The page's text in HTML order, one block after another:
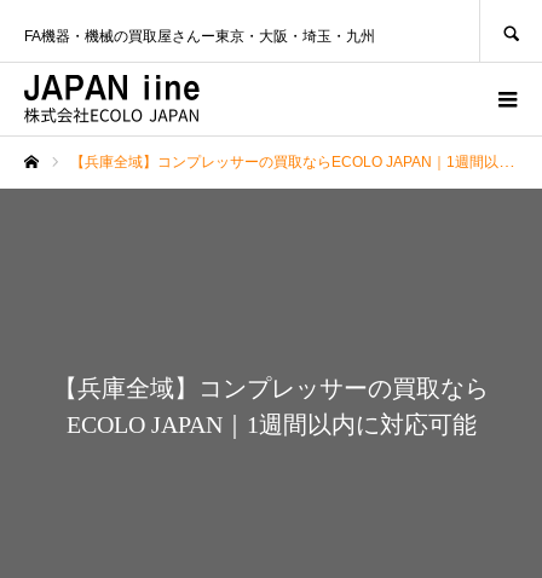
FA機器・機械の買取屋さんー東京・大阪・埼玉・九州
【兵庫全域】コンプレッサーの買取ならECOLO JAPAN｜1週間以内に対応可能
【兵庫全域】コンプレッサーの買取なら
ECOLO JAPAN｜1週間以内に対応可能